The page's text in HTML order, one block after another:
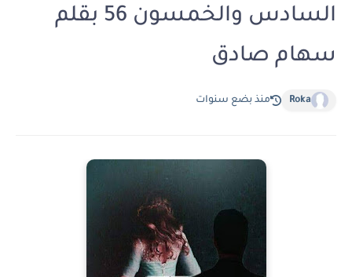
السادس والخمسون 56 بقلم
سهام صادق
Roka منذ بضع سنوات